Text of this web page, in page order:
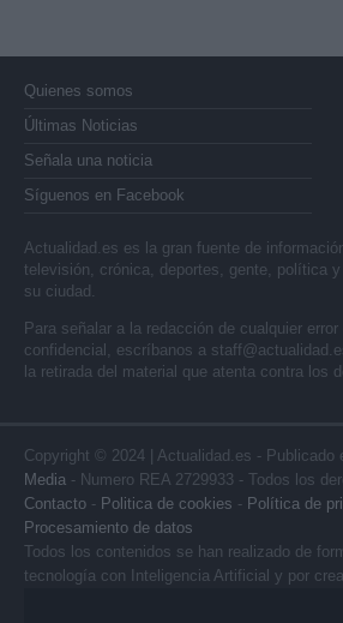
Quienes somos
Últimas Noticias
Señala una noticia
Síguenos en Facebook
Actualidad.es es la gran fuente de
televisión, crónica, deportes, gente, política
su ciudad.
Para señalar a la redacción de cualquier
confidencial, escríbanos a
la retirada del material que atenta contra los
Copyright © 2024 | Actualidad.es - Publicado
Media - Numero REA 2729933 - Todos los
Contacto - Politica de cookies - Política de
Procesamiento de datos
Todos los contenidos se han realizado de
tecnología con Inteligencia Artificial y por